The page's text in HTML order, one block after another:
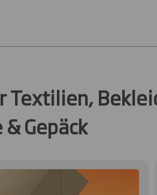
Textilien,
& Gepäck